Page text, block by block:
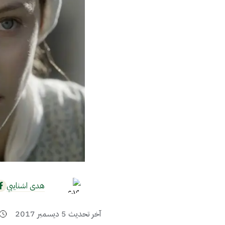
هدى اشنايبي
آخر تحديث 5 ديسمبر 2017